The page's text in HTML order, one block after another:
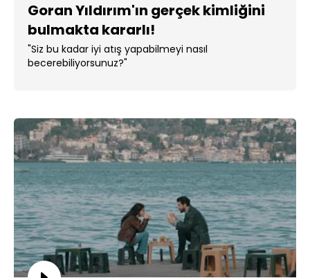
Goran Yıldırım'ın gerçek kimliğini
bulmakta kararlı!
"Siz bu kadar iyi atış yapabilmeyi nasıl
becerebiliyorsunuz?"